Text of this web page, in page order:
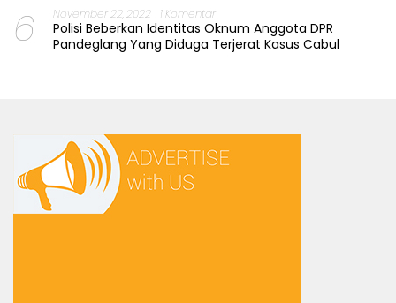
6 November 22, 2022 1 Komentar
Polisi Beberkan Identitas Oknum Anggota DPR
Pandeglang Yang Diduga Terjerat Kasus Cabul